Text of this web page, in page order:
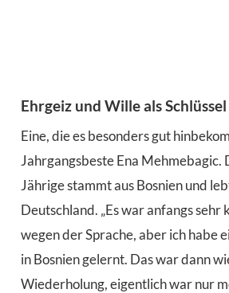
Ehrgeiz und Wille als
Eine, die es besonders gut
Jahrgangsbeste Ena Mehmebagic.
Jährige stammt aus Bosnien und
Deutschland. „Es war anfangs sehr
wegen der Sprache, aber ich habe
in Bosnien gelernt. Das war dann
Wiederholung, eigentlich war nur